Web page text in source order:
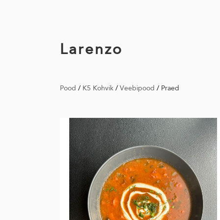
Larenzo
Pood / K5 Kohvik / Veebipood / Praed